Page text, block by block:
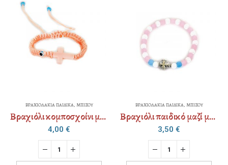
ΒΡΑΧΙΟΛΑΚΙΑ ΠΑΙΔΙΚΑ, ΜΠΙΖΟΥ
Βραχιόλι κομποσχοίνι με αυξομείωση
4,00 €
ΒΡΑΧΙΟΛΑΚΙΑ ΠΑΙΔΙΚΑ, ΜΠΙΖΟΥ
Βραχιόλι παιδικό μαζί με χάρτινη παιδική συσκευασία
3,50 €